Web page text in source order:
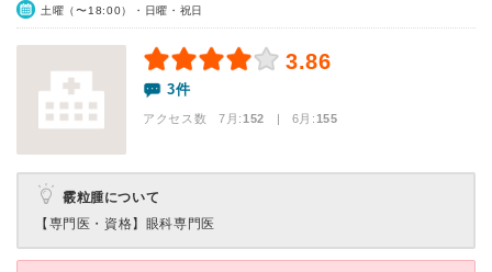
土曜（〜18:00）・日曜・祝日
3.86
3件
アクセス数 7月:152 | 6月:155
霰粒腫について
【専門医・資格】 眼科専門医